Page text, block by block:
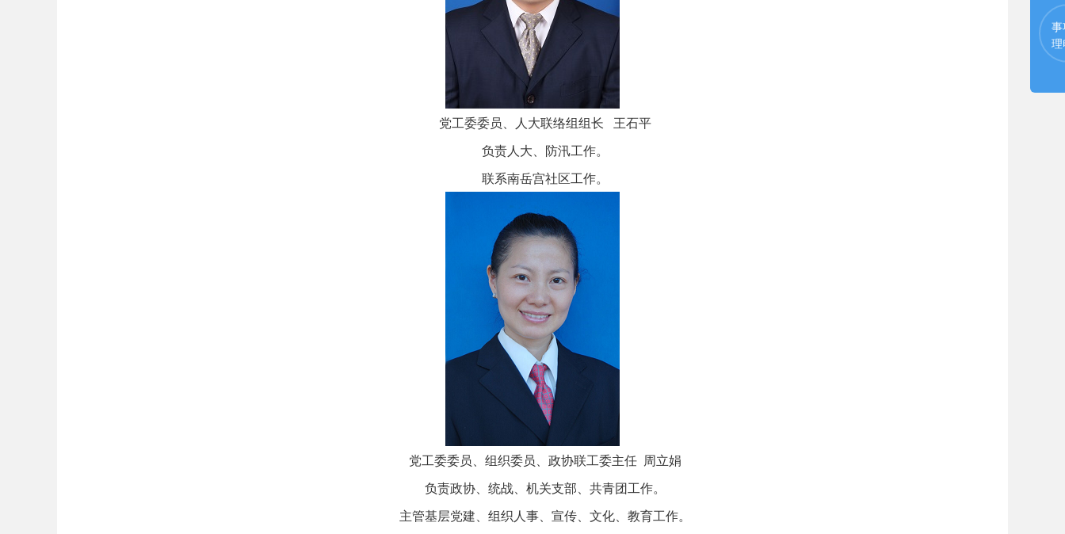
党工委委员、人大联络组组长 王石平
负责人大、防汛工作。
联系南岳宫社区工作。
党工委委员、组织委员、政协联工委主任 周立娟
负责政协、统战、机关支部、共青团工作。
主管基层党建、组织人事、宣传、文化、教育工作。